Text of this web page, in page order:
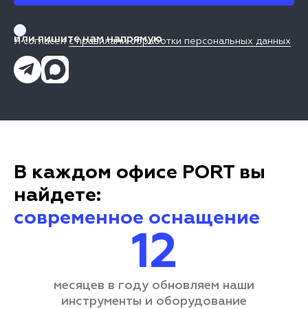
Я согласен с правилами обработки персональных данных
или пишите нам напрямую
В каждом офисе PORT вы
найдете:
современное оснащение
12
месяцев в году обновляем наши
инструменты и оборудование